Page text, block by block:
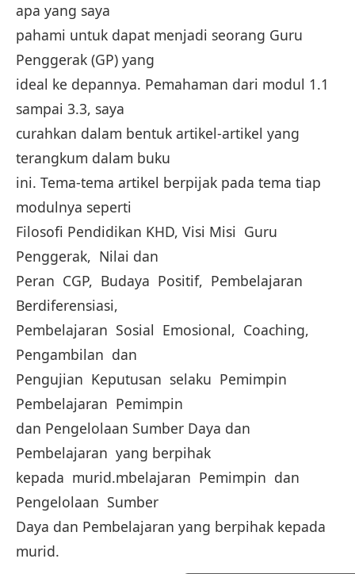
apa yang saya
pahami untuk dapat menjadi seorang Guru
Penggerak (GP) yang
ideal ke depannya. Pemahaman dari modul 1.1
sampai 3.3, saya
curahkan dalam bentuk artikel-artikel yang
terangkum dalam buku
ini. Tema-tema artikel berpijak pada tema tiap
modulnya seperti
Filosofi Pendidikan KHD, Visi Misi Guru
Penggerak, Nilai dan
Peran CGP, Budaya Positif, Pembelajaran
Berdiferensiasi,
Pembelajaran Sosial Emosional, Coaching,
Pengambilan dan
Pengujian Keputusan selaku Pemimpin
Pembelajaran Pemimpin
dan Pengelolaan Sumber Daya dan
Pembelajaran yang berpihak
kepada murid.mbelajaran Pemimpin dan
Pengelolaan Sumber
Daya dan Pembelajaran yang berpihak kepada
murid.